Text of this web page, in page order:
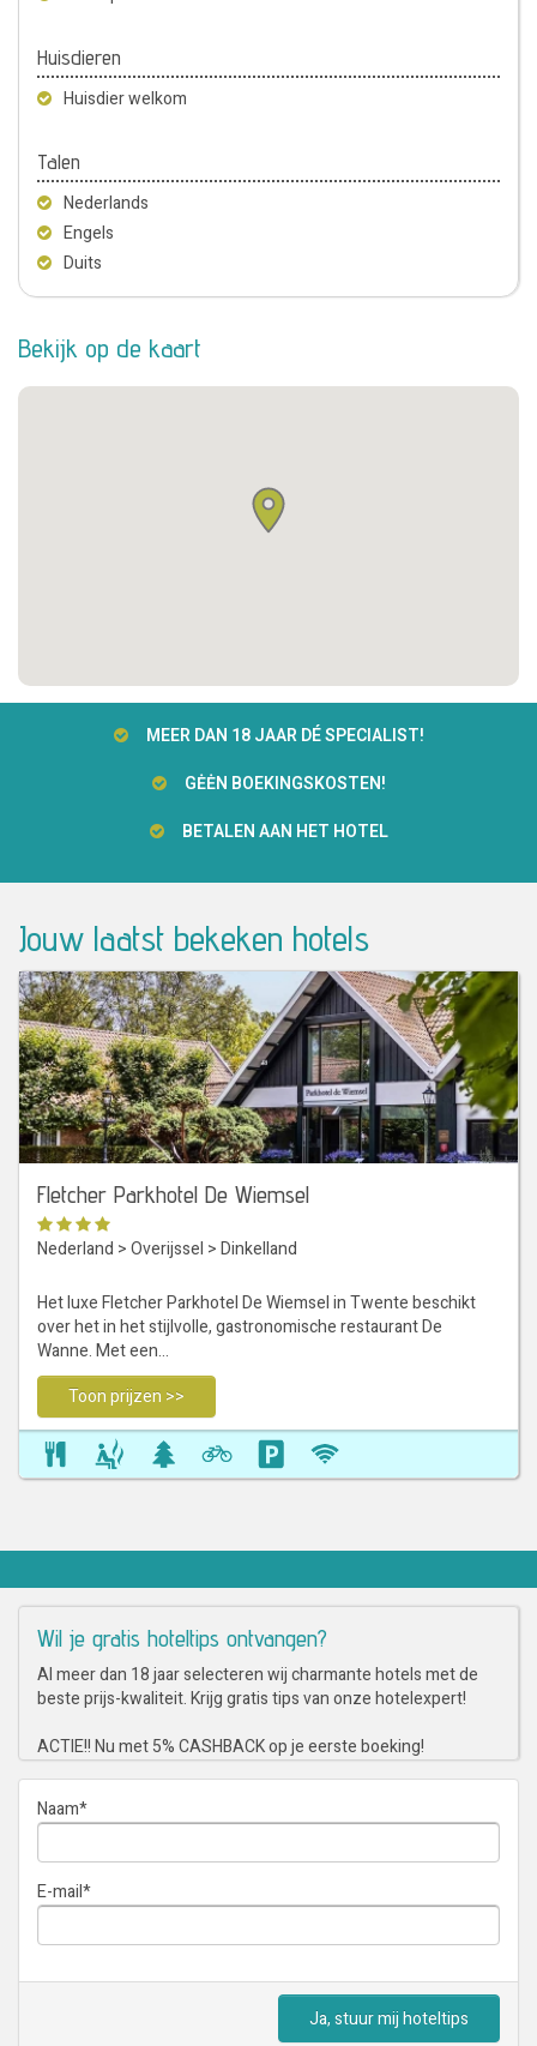
Huisdieren
Huisdier welkom
Talen
Nederlands
Engels
Duits
Bekijk op de kaart
MEER DAN 18 JAAR DÉ SPECIALIST!
GĖĖN BOEKINGSKOSTEN!
BETALEN AAN HET HOTEL
Jouw laatst bekeken hotels
Fletcher Parkhotel De Wiemsel
Nederland >Overijssel >Dinkelland
Het luxe Fletcher Parkhotel De Wiemsel in Twente beschikt
over het in het stijlvolle, gastronomische restaurant De
Wanne. Met een…
Toon prijzen >>
Wil je gratis hoteltips ontvangen?
Al meer dan 18 jaar selecteren wij charmante hotels met de
beste prijs-kwaliteit. Krijg gratis tips van onze hotelexpert!
ACTIE!! Nu met 5% CASHBACK op je eerste boeking!
Naam*
E-mail*
Ja, stuur mij hoteltips